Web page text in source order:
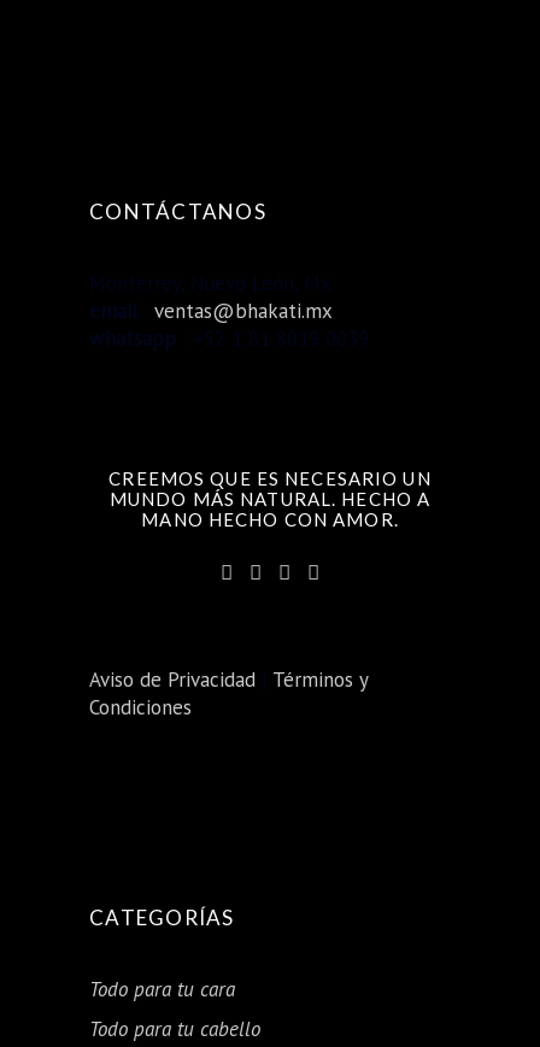
CONTÁCTANOS
Monterrey, Nuevo León, Mx
email
ventas@bhakati.mx
whatsapp : +52 1 81 8019 0039
CREEMOS QUE ES NECESARIO UN
MUNDO MÁS NATURAL. HECHO A
MANO HECHO CON AMOR.
Aviso de Privacidad | Términos y
Condiciones
CATEGORÍAS
Todo para tu cara
Todo para tu cabello